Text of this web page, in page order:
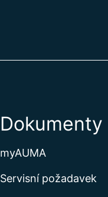
myAUMA
Servisní požadavek